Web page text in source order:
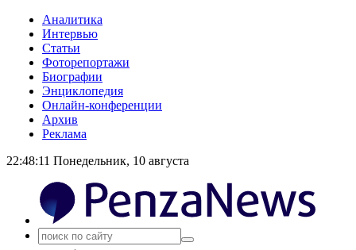
Аналитика
Интервью
Статьи
Фоторепортажи
Биографии
Энциклопедия
Онлайн-конференции
Архив
Реклама
22:48:11 Понедельник, 10 августа